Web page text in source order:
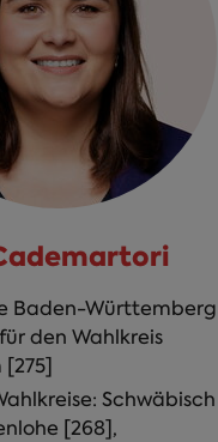
Baden-Württemberg
den Wahlkreis
Schwäbisch
[268],